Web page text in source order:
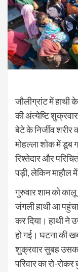
जौलीग्रांट में हाथी
की अंत्येष्टि
बेटे के निर्जीव शरीर
मोहल्ला शोक में डूब
रिश्तेदार और
पड़ी, लेकिन माहौल
गुरुवार शाम को कालू
जंगली हाथी आ
कर दिया। हाथी ने
हो गई। घटना की
शुक्रवार सुबह उसका
परिवार का रो-रोकर